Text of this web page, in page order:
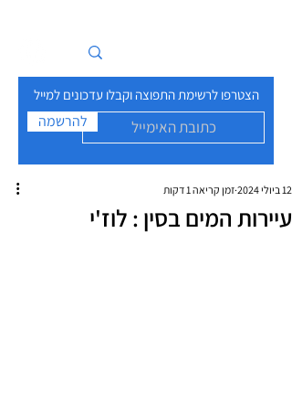
הצטרפו לרשימת התפוצה וקבלו עדכונים למייל
להרשמה
עיירות המים בסין : לוז'י
12 ביולי 2024 זמן קריאה 1 דקות